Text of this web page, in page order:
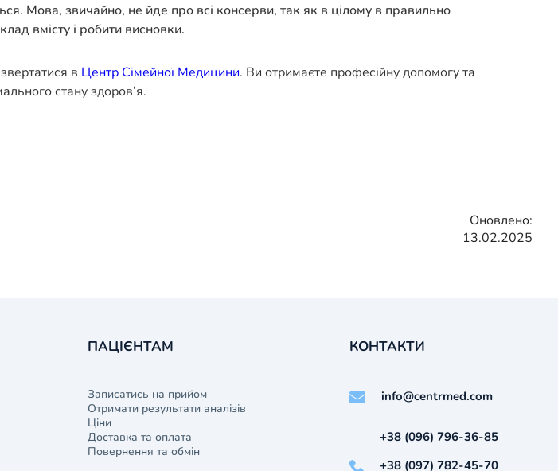
Мова, звичайно, не йде про всі консерви, так як в цілому в правильно
вмісту і робити висновки.
в Центр Сімейної Медицини. Ви отримаєте професійну допомогу та
стану здоров’я.
Оновлено:
13.02.2025
ПАЦІЄНТАМ
Записатись на прийом
Отримати результати аналізів
Ціни
Доставка та оплата
Повернення та обмін
КОНТАКТИ
info@centrmed.com
+38 (096) 796-36-85
+38 (097) 782-45-70